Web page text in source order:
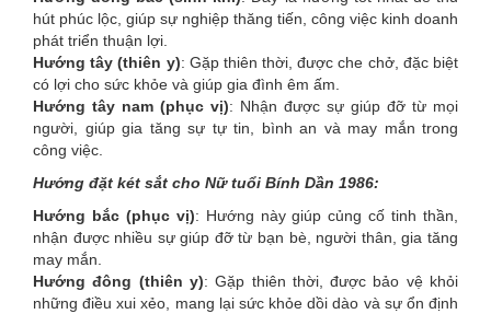
hút phúc lộc, giúp sự nghiệp thăng tiến, công việc kinh doanh
phát triển thuận lợi.
Hướng tây (thiên y): Gặp thiên thời, được che chở, đặc biệt
có lợi cho sức khỏe và giúp gia đình êm ấm.
Hướng tây nam (phục vị): Nhận được sự giúp đỡ từ mọi
người, giúp gia tăng sự tự tin, bình an và may mắn trong
công việc.
Hướng đặt két sắt cho Nữ tuổi Bính Dần 1986:
Hướng bắc (phục vị): Hướng này giúp củng cố tinh thần,
nhận được nhiều sự giúp đỡ từ bạn bè, người thân, gia tăng
may mắn.
Hướng đông (thiên y): Gặp thiên thời, được bảo vệ khỏi
những điều xui xẻo, mang lại sức khỏe dồi dào và sự ổn định